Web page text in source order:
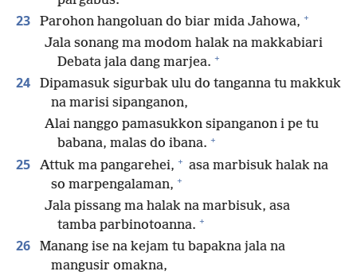
23 Parohon hangoluan do biar mida Jahowa, +
Jala sonang ma modom halak na makkabiari
Debata jala dang marjea. +
24
Dipamasuk sigurbak ulu do tanganna tu makkuk
na marisi sipanganon,
Alai nanggo pamasukkon sipanganon i pe tu
babana, malas do ibana. +
25 Attuk ma pangarehei, + asa marbisuk halak na
so marpengalaman, +
Jala pissang ma halak na marbisuk, asa
tamba parbinotoanna. +
26
Manang ise na kejam tu bapakna jala na
mangusir omakna,